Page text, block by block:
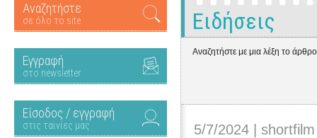
Αναζητήστε
σε όλο το site
Εγγραφή
στο newsletter
Είσοδος / εγγραφή
στις ταινίες μας
Ειδήσεις
Αναζητήστε με μια λέξη το
5/7/2024 | shortfilm